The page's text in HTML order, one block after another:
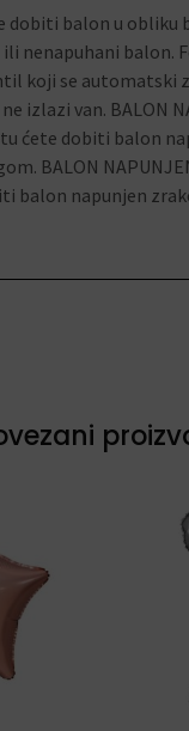
dobiti balon u obliku
nenapuhani balon.
koji se automatski
izlazi van. BALON
ćete dobiti balon
BALON
balon napunjen